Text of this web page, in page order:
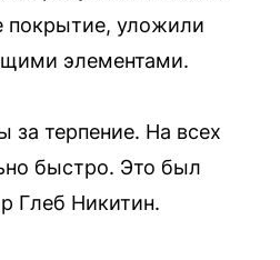
покрытие, уложили
элементами.
за терпение. На всех
быстро. Это был
Глеб Никитин.